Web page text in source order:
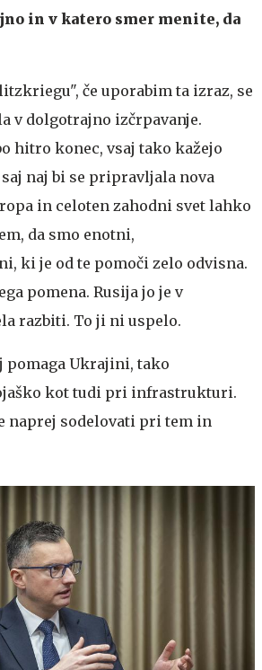
in v katero smer menite, da
če uporabim ta izraz, se
v dolgotrajno izčrpavanje.
hitro konec, vsaj tako kažejo
naj bi se pripravljala nova
in celoten zahodni svet lahko
da smo enotni,
ki je od te pomoči zelo odvisna.
pomena. Rusija jo je v
razbiti. To ji ni uspelo.
pomaga Ukrajini, tako
kot tudi pri infrastrukturi.
naprej sodelovati pri tem in